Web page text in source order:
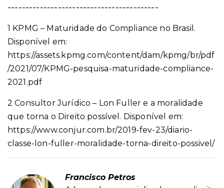
------------------------------------------
1 KPMG – Maturidade do Compliance no Brasil.
Disponível em:
https://assets.kpmg.com/content/dam/kpmg/br/pdf
/2021/07/KPMG-pesquisa-maturidade-compliance-
2021.pdf
2 Consultor Jurídico – Lon Fuller e a moralidade
que torna o Direito possível. Disponível em:
https://www.conjur.com.br/2019-fev-23/diario-
classe-lon-fuller-moralidade-torna-direito-possivel/
Francisco Petros